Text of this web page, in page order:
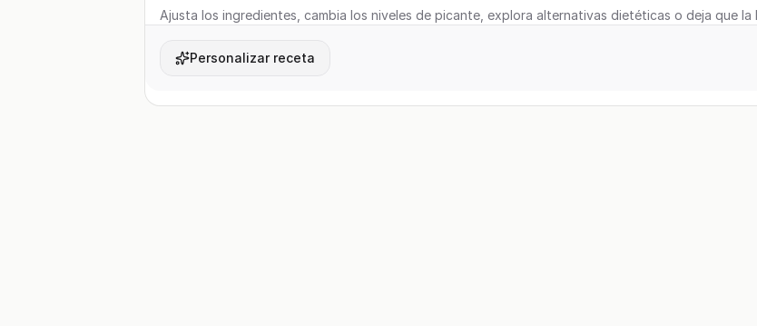
Ajusta los ingredientes, cambia los niveles de picante, explora alternativas dietéticas o deja que la
Personalizar receta